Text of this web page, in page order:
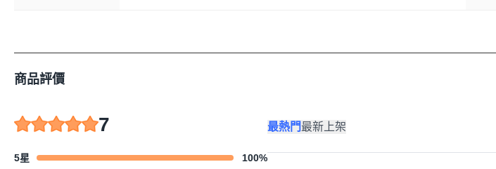
商品評價
7
5星 100%
最熱門最新上架